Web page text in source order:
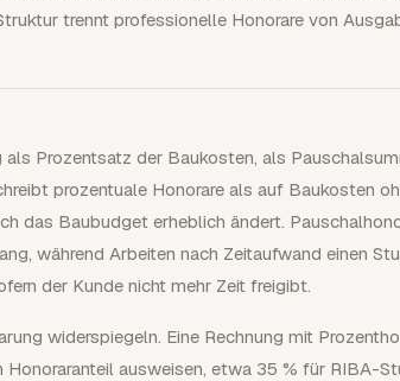
trennt professionelle Honorare von
Prozentsatz der Baukosten, als
prozentuale Honorare als auf Baukosten
das Baubudget erheblich ändert.
während Arbeiten nach Zeitaufwand einen
der Kunde nicht mehr Zeit freigibt.
widerspiegeln. Eine Rechnung mit
Honoraranteil ausweisen, etwa 35 % für RIBA-